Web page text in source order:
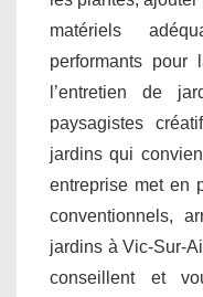
matériels
performants pour
l’entretien de
paysagistes
jardins qui
entreprise met en
conventionnels,
jardins à Vic-Sur-
conseillent et